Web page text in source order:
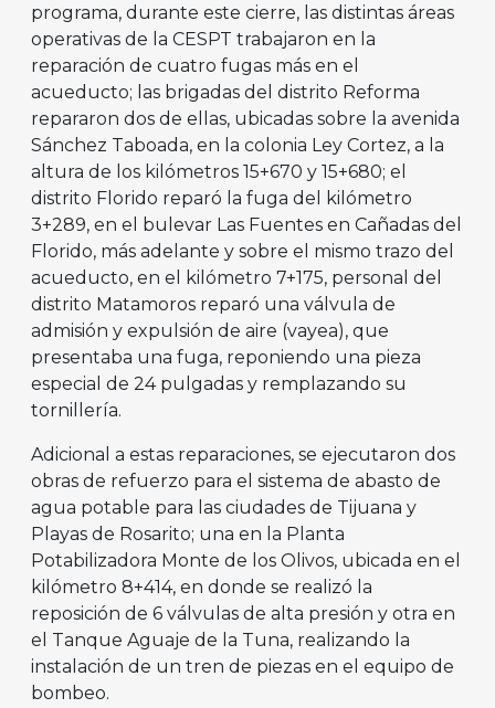
programa, durante este cierre, las distintas áreas
operativas de la CESPT trabajaron en la
reparación de cuatro fugas más en el
acueducto; las brigadas del distrito Reforma
repararon dos de ellas, ubicadas sobre la avenida
Sánchez Taboada, en la colonia Ley Cortez, a la
altura de los kilómetros 15+670 y 15+680; el
distrito Florido reparó la fuga del kilómetro
3+289, en el bulevar Las Fuentes en Cañadas del
Florido, más adelante y sobre el mismo trazo del
acueducto, en el kilómetro 7+175, personal del
distrito Matamoros reparó una válvula de
admisión y expulsión de aire (vayea), que
presentaba una fuga, reponiendo una pieza
especial de 24 pulgadas y remplazando su
tornillería.
Adicional a estas reparaciones, se ejecutaron dos
obras de refuerzo para el sistema de abasto de
agua potable para las ciudades de Tijuana y
Playas de Rosarito; una en la Planta
Potabilizadora Monte de los Olivos, ubicada en el
kilómetro 8+414, en donde se realizó la
reposición de 6 válvulas de alta presión y otra en
el Tanque Aguaje de la Tuna, realizando la
instalación de un tren de piezas en el equipo de
bombeo.